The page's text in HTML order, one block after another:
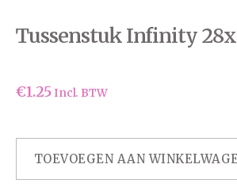
Tussenstuk Infinity
€1.25 Incl. BTW
TOEVOEGEN AAN